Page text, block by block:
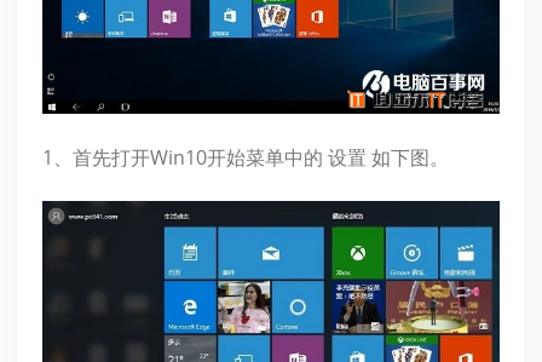
1、首先打开Win10开始菜单中的 设置 如下图。